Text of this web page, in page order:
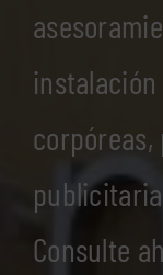
corpóreas,
Consulte